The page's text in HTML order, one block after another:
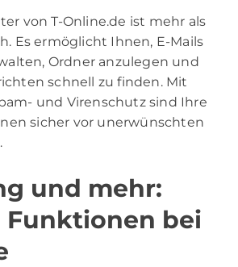
von T-Online.de ist mehr als
Es ermöglicht Ihnen, E-Mails
Ordner anzulegen und
schnell zu finden. Mit
und Virenschutz sind Ihre
sicher vor unerwünschten
und mehr:
Funktionen bei